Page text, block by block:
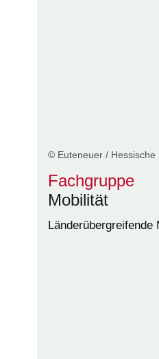
© Euteneuer / Hessische
Fachgruppe
Mobilität